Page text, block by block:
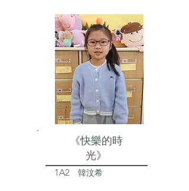
《快樂的時
光》
1A2 韓汶希